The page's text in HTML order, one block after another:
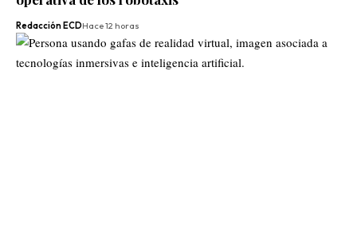
Redacción ECDHace 12 horas